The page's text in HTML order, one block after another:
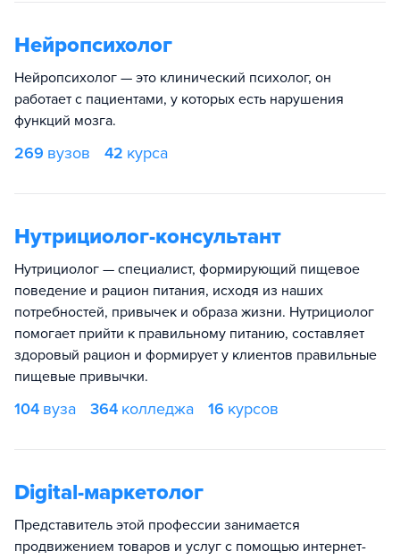
Нейропсихолог
Нейропсихолог — это клинический психолог, он
работает с пациентами, у которых есть нарушения
функций мозга.
269 вузов 42 курса
Нутрициолог-консультант
Нутрициолог — специалист, формирующий пищевое
поведение и рацион питания, исходя из наших
потребностей, привычек и образа жизни. Нутрициолог
помогает прийти к правильному питанию, составляет
здоровый рацион и формирует у клиентов правильные
пищевые привычки.
104 вуза 364 колледжа 16 курсов
Digital-маркетолог
Представитель этой профессии занимается
продвижением товаров и услуг с помощью интернет-